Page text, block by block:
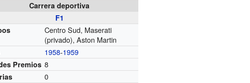
Carrera deportiva
F1
Centro Sud, Maserati
(privado), Aston Martin
1958-1959
Premios 8
0